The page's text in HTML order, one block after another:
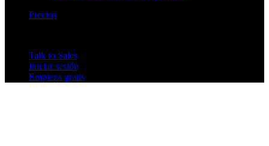
Precios
Talk to Sales
Iniciar sesión
Empieza gratis